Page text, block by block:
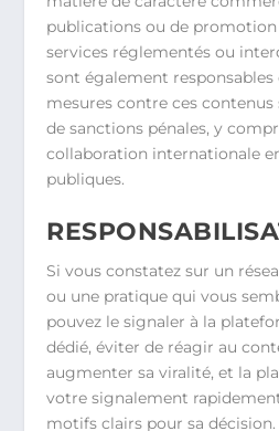
publications ou de
services réglementés ou
sont également responsables
mesures contre ces contenus
de sanctions pénales, y
collaboration internationale
publiques.
Si vous constatez sur un
ou une pratique qui vous
pouvez le signaler à la
dédié, éviter de réagir au
augmenter sa viralité, et la
votre signalement
motifs clairs pour sa décision.